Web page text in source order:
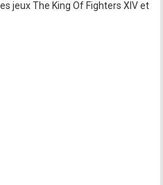
jeux The King Of Fighters XIV et